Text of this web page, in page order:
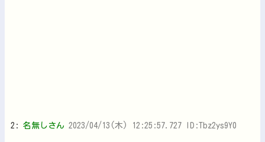
2: 名無しさん 2023/04/13(木) 12:25:57.727 ID:Tbz2ys9Y0